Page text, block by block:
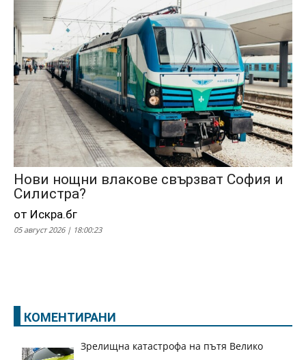
Нови нощни влакове свързват София и
Силистра?
от Искра.бг
05 август 2026 | 18:00:23
КОМЕНТИРАНИ
Зрелищна катастрофа на пътя Велико